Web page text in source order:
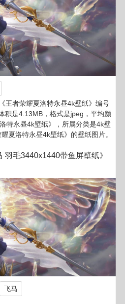
王者荣耀夏洛特永昼4k壁纸》编号
积是4.13MB，格式是jpeg，平均颜
特永昼4k壁纸》，所属分类是4k壁
夏洛特永昼4k壁纸》的壁纸图片。
毛3440x1440带鱼屏壁纸》
飞马